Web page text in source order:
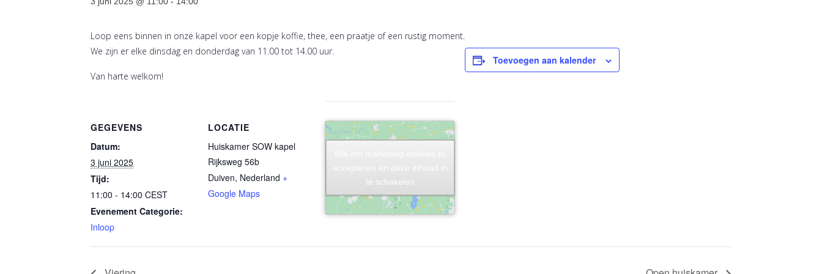
Loop eens binnen in onze kapel voor een kopje koffie, thee, een praatje of een rustig moment.
We zijn er elke dinsdag en donderdag van 11.00 tot 14.00 uur.
Van harte welkom!
Toevoegen aan kalender
GEGEVENS
Datum:
3 juni 2025
Tijd:
11:00 - 14:00 CEST
Evenement Categorie:
Inloop
LOCATIE
Huiskamer SOW kapel
Rijksweg 56b
Duiven, Nederland +
Google Maps
accepteren en deze inhoud in
te schakelen
accepteren en deze inhoud in
te schakelen